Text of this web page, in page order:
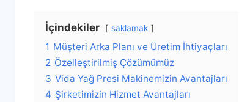
İçindekiler saklamak
1 Müşteri Arka Planı ve Üretim İhtiyaçları
2 Özelleştirilmiş Çözümümüz
3 Vida Yağ Presi Makinemizin Avantajları
4 Şirketimizin Hizmet Avantajları